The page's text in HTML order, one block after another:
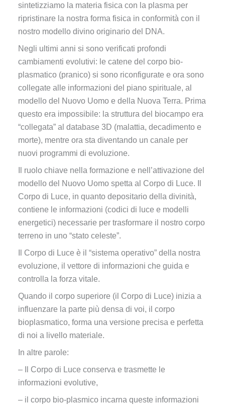
sintetizziamo la materia fisica con la plasma per
ripristinare la nostra forma fisica in conformità con il
nostro modello divino originario del DNA.
Negli ultimi anni si sono verificati profondi
cambiamenti evolutivi: le catene del corpo bio-
plasmatico (pranico) si sono riconfigurate e ora sono
collegate alle informazioni del piano spirituale, al
modello del Nuovo Uomo e della Nuova Terra. Prima
questo era impossibile: la struttura del biocampo era
“collegata” al database 3D (malattia, decadimento e
morte), mentre ora sta diventando un canale per
nuovi programmi di evoluzione.
Il ruolo chiave nella formazione e nell’attivazione del
modello del Nuovo Uomo spetta al Corpo di Luce. Il
Corpo di Luce, in quanto depositario della divinità,
contiene le informazioni (codici di luce e modelli
energetici) necessarie per trasformare il nostro corpo
terreno in uno “stato celeste”.
Il Corpo di Luce è il “sistema operativo” della nostra
evoluzione, il vettore di informazioni che guida e
controlla la forza vitale.
Quando il corpo superiore (il Corpo di Luce) inizia a
influenzare la parte più densa di voi, il corpo
bioplasmatico, forma una versione precisa e perfetta
di noi a livello materiale.
In altre parole:
– Il Corpo di Luce conserva e trasmette le
informazioni evolutive,
– il corpo bio-plasmico incarna queste informazioni